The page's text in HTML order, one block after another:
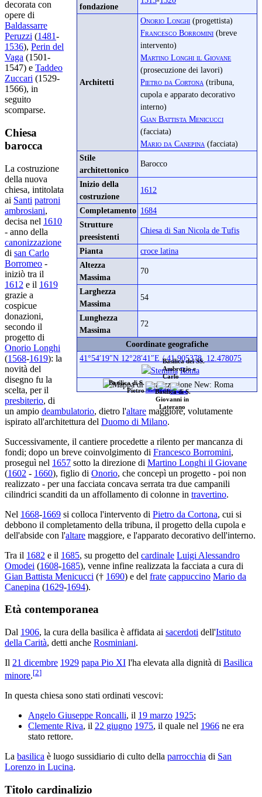
fondazione
Architetti
Onorio Longhi (progettista)
Francesco Borromini (breve
intervento)
Martino Longhi il Giovane
(prosecuzione dei lavori)
Pietro da Cortona (tribuna,
cupola e apparato decorativo
interno)
Gian Battista Menicucci
(facciata)
Mario da Canepina (facciata)
Stile
architettonico
Barocco
Inizio della
costruzione
1612
Completamento 1684
Strutture
preesistenti
Chiesa di San Nicola de Tufis
Pianta
croce latina
Altezza
Massima
70
Larghezza
Massima
54
Lunghezza
Massima
72
Coordinate geografiche
41°54′19″N 12°28′41″E /41.905378, 12.478075
Roma
Basilica dei SS.
Ambrogio e
Carlo
Basilica di S.
Pietro
Basilica di S.
Giovanni in
Laterano
decorata con
opere di
Baldassarre
Peruzzi (1481-
1536), Perin del
Vaga (1501-
1547) e Taddeo
Zuccari (1529-
1566), in
seguito
scomparse.
Chiesa
barocca
La costruzione
della nuova
chiesa, intitolata
ai Santi patroni
ambrosiani,
decisa nel 1610
- anno della
canonizzazione
di san Carlo
Borromeo -
iniziò tra il
1612 e il 1619
grazie a
cospicue
donazioni,
secondo il
progetto di
Onorio Longhi
(1568-1619): la
novità del
disegno fu la
scelta, per il
presbiterio, di
un ampio deambulatorio, dietro l'altare maggiore, volutamente
ispirato all'architettura del Duomo di Milano.
Successivamente, il cantiere procedette a rilento per mancanza di
fondi; dopo un breve coinvolgimento di Francesco Borromini,
proseguì nel 1657 sotto la direzione di Martino Longhi il Giovane
(1602 - 1660), figlio di Onorio, che concepì un progetto - poi non
realizzato - per una facciata concava serrata tra due campanili
cilindrici scanditi da un affollamento di colonne in travertino.
Nel 1668-1669 si colloca l'intervento di Pietro da Cortona, cui si
debbono il completamento della tribuna, il progetto della cupola e
dell'abside con l'altare maggiore, e l'apparato decorativo dell'interno.
Tra il 1682 e il 1685, su progetto del cardinale Luigi Alessandro
Omodei (1608-1685), venne infine realizzata la facciata a cura di
Gian Battista Menicucci († 1690) e del frate cappuccino Mario da
Canepina (1629-1694).
Età contemporanea
Dal 1906, la cura della basilica è affidata ai sacerdoti dell'Istituto
della Carità, detti anche Rosminiani.
Il 21 dicembre 1929 papa Pio XI l'ha elevata alla dignità di Basilica
minore.[2]
In questa chiesa sono stati ordinati vescovi:
Angelo Giuseppe Roncalli, il 19 marzo 1925;
Clemente Riva, il 22 giugno 1975, il quale nel 1966 ne era
stato rettore.
La basilica è luogo sussidiario di culto della parrocchia di San
Lorenzo in Lucina.
Titolo cardinalizio